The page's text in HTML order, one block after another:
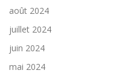
août 2024
juillet 2024
juin 2024
mai 2024